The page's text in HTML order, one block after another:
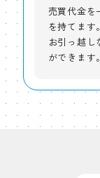
売買代金を
を持てます。
お引っ越し
ができます。